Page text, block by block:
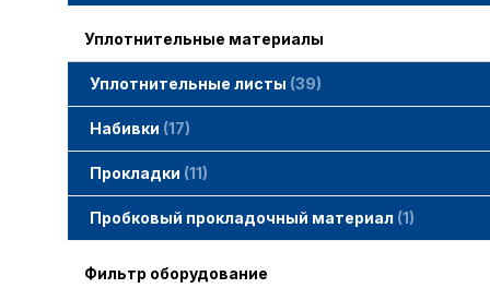
Уплотнительные материалы
Уплотнительные листы 39
Набивки 17
Прокладки 11
Пробковый прокладочный материал 1
Фильтр оборудование